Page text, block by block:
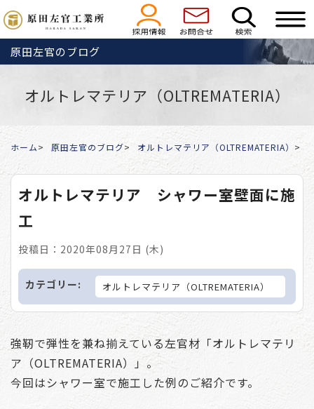
原田左官のブログ
オルトレマテリア（OLTREMATERIA）
ホーム 原田左官のブログ オルトレマテリア（OLTREMATERIA）
オルトレマテリア シャワー室壁面に施
工
投稿日：2020年08月27日 (木)
カテゴリー: オルトレマテリア（OLTREMATERIA）
強靭で弾性を兼ね揃えている左官材「オルトレマテリ
ア（OLTREMATERIA）」。
今回はシャワー室で施工した例のご紹介です。